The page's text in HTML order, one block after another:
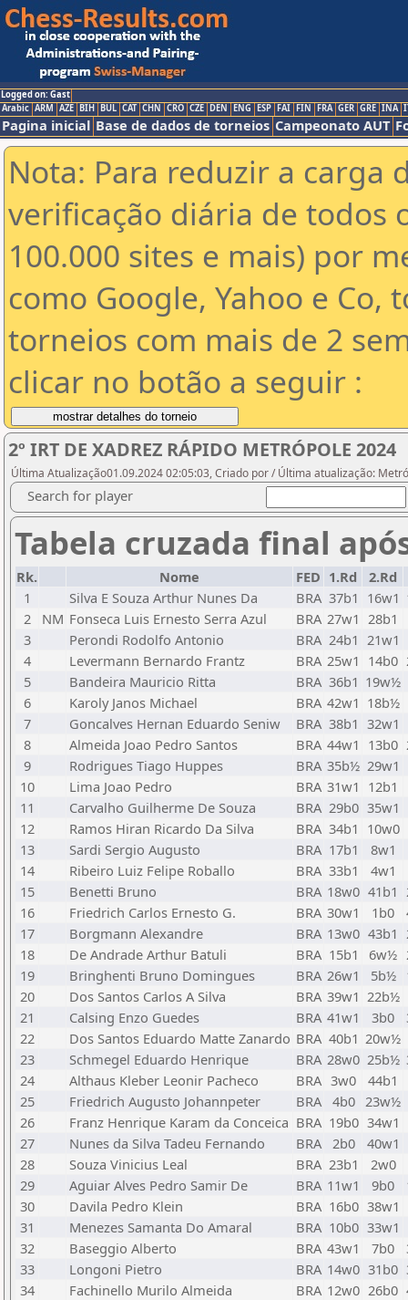
Logged on: Gast
Arabic ARM AZE BIH BUL CAT CHN CRO CZE DEN ENG ESP FAI FIN FRA GER GRE INA
Pagina inicial Base de dados de torneios Campeonato AUT
Nota: Para reduzir a carga
verificação diária de todos
100.000 sites e mais) por
como Google, Yahoo e Co,
torneios com mais de 2
clicar no botão a seguir :
2º IRT DE XADREZ RÁPIDO METRÓPOLE 2024
Última Atualização01.09.2024 02:05:03, Criado por / Última atualização:
Search for player
Tabela cruzada final
Rk. Nome FED 1.Rd
2.Rd
1
Silva E Souza Arthur Nunes Da BRA 37b1 16w1
2
NM Fonseca Luis Ernesto Serra Azul BRA 27w1 28b1
3
Perondi Rodolfo Antonio BRA 24b1 21w1
4
Levermann Bernardo Frantz BRA 25w1 14b0
5
Bandeira Mauricio Ritta BRA 36b1 19w½
6
Karoly Janos Michael BRA 42w1 18b½
7
Goncalves Hernan Eduardo Seniw BRA 38b1 32w1
8
Almeida Joao Pedro Santos BRA 44w1 13b0
9
Rodrigues Tiago Huppes BRA 35b½ 29w1
10
Lima Joao Pedro BRA 31w1 12b1
11
Carvalho Guilherme De Souza BRA 29b0 35w1
12
Ramos Hiran Ricardo Da Silva BRA 34b1 10w0
13
Sardi Sergio Augusto BRA 17b1
8w1
14
Ribeiro Luiz Felipe Roballo BRA 33b1 4w1
15
Benetti Bruno BRA 18w0 41b1
16
Friedrich Carlos Ernesto G. BRA 30w1 1b0
17
Borgmann Alexandre BRA 13w0 43b1
18
De Andrade Arthur Batuli BRA 15b1 6w½
19
Bringhenti Bruno Domingues BRA 26w1 5b½
20
Dos Santos Carlos A Silva BRA 39w1 22b½
21
Calsing Enzo Guedes BRA 41w1 3b0
22
Dos Santos Eduardo Matte Zanardo BRA 40b1 20w½
23
Schmegel Eduardo Henrique BRA 28w0 25b½
24
Althaus Kleber Leonir Pacheco BRA 3w0 44b1
25
Friedrich Augusto Johannpeter BRA 4b0 23w½
26
Franz Henrique Karam da Conceica BRA 19b0 34w1
27
Nunes da Silva Tadeu Fernando BRA 2b0
40w1
28
Souza Vinicius Leal BRA 23b1 2w0
29
Aguiar Alves Pedro Samir De BRA 11w1 9b0
30
Davila Pedro Klein BRA 16b0 38w1
31
Menezes Samanta Do Amaral BRA 10b0 33w1
32
Baseggio Alberto BRA 43w1 7b0
33
Longoni Pietro BRA 14w0 31b0
34
Fachinello Murilo Almeida BRA 12w0 26b0